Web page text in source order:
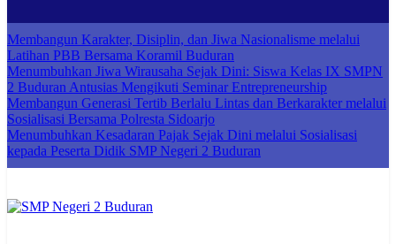
Membangun Karakter, Disiplin, dan Jiwa Nasionalisme melalui
Latihan PBB Bersama Koramil Buduran
Menumbuhkan Jiwa Wirausaha Sejak Dini: Siswa Kelas IX SMPN
2 Buduran Antusias Mengikuti Seminar Entrepreneurship
Membangun Generasi Tertib Berlalu Lintas dan Berkarakter melalui
Sosialisasi Bersama Polresta Sidoarjo
Menumbuhkan Kesadaran Pajak Sejak Dini melalui Sosialisasi
kepada Peserta Didik SMP Negeri 2 Buduran